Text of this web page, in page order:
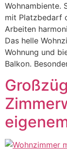
Wohnambiente.
mit Platzbedarf
Arbeiten
Das helle
Wohnung und
Balkon.